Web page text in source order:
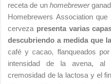
receta de un homebrewer
Homebrewers Association
cerveza presenta varias
descubriendo a medida que
café y cacao, flanqueados
intensidad de la avena, al
cremosidad de la lactosa y el